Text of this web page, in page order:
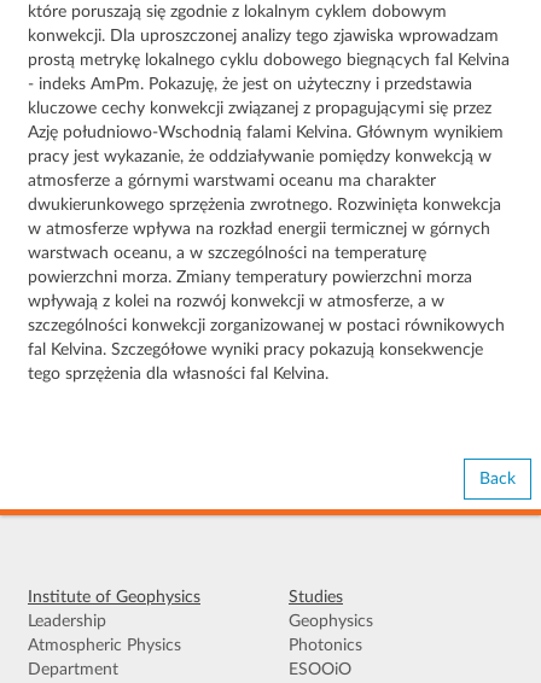
które poruszają się zgodnie z lokalnym cyklem dobowym
konwekcji. Dla uproszczonej analizy tego zjawiska wprowadzam
prostą metrykę lokalnego cyklu dobowego biegnących fal Kelvina
- indeks AmPm. Pokazuję, że jest on użyteczny i przedstawia
kluczowe cechy konwekcji związanej z propagującymi się przez
Azję południowo-Wschodnią falami Kelvina. Głównym wynikiem
pracy jest wykazanie, że oddziaływanie pomiędzy konwekcją w
atmosferze a górnymi warstwami oceanu ma charakter
dwukierunkowego sprzężenia zwrotnego. Rozwinięta konwekcja
w atmosferze wpływa na rozkład energii termicznej w górnych
warstwach oceanu, a w szczególności na temperaturę
powierzchni morza. Zmiany temperatury powierzchni morza
wpływają z kolei na rozwój konwekcji w atmosferze, a w
szczególności konwekcji zorganizowanej w postaci równikowych
fal Kelvina. Szczegółowe wyniki pracy pokazują konsekwencje
tego sprzężenia dla własności fal Kelvina.
Back
Institute of Geophysics
Leadership
Atmospheric Physics
Department
Studies
Geophysics
Photonics
ESOOiO